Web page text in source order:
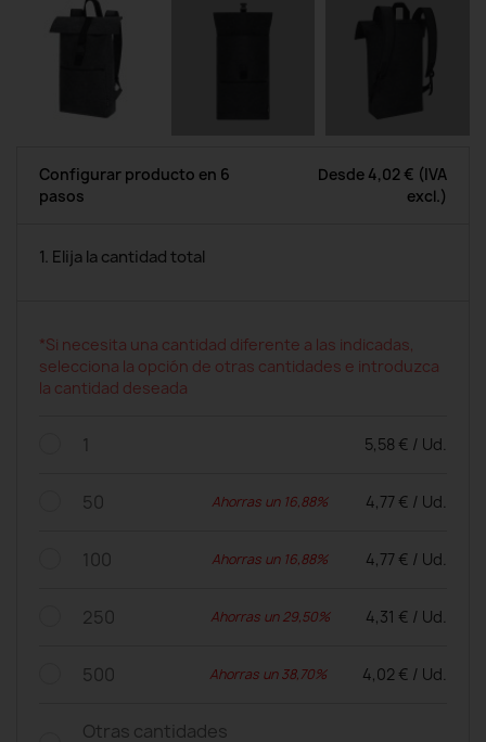
Configurar producto en 6
pasos
Desde 4,02 € (IVA
excl.)
1. Elija la cantidad total
*Si necesita una cantidad diferente a las indicadas,
selecciona la opción de otras cantidades e introduzca
la cantidad deseada
1 5,58 € / Ud.
50 Ahorras un 16,88% 4,77 € / Ud.
100 Ahorras un 16,88% 4,77 € / Ud.
250 Ahorras un 29,50% 4,31 € / Ud.
500 Ahorras un 38,70% 4,02 € / Ud.
Otras cantidades